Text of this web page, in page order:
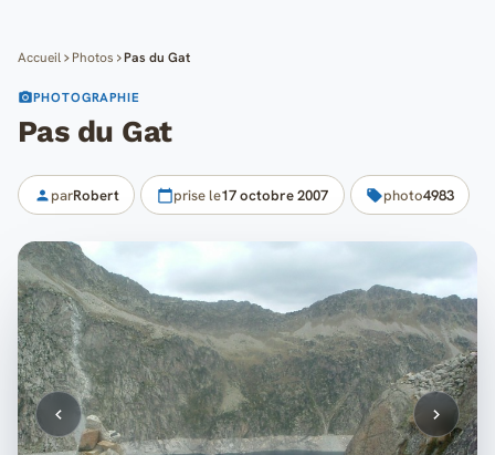
Accueil Photos Pas du Gat
PHOTOGRAPHIE
Pas du Gat
parRobert prise le17 octobre 2007 photo4983